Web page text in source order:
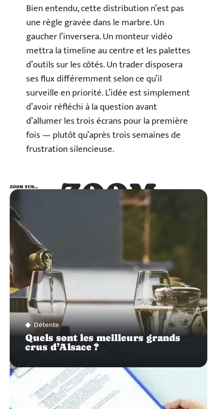
Bien entendu, cette distribution n’est pas
une règle gravée dans le marbre. Un
gaucher l’inversera. Un monteur vidéo
mettra la timeline au centre et les palettes
d’outils sur les côtés. Un trader disposera
ses flux différemment selon ce qu’il
surveille en priorité. L’idée est simplement
d’avoir réfléchi à la question avant
d’allumer les trois écrans pour la première
fois — plutôt qu’après trois semaines de
frustration silencieuse.
ZOOM
SUR…
ZOOM SUR…
Détente
Quels sont les meilleurs grands
crus d’Alsace ?